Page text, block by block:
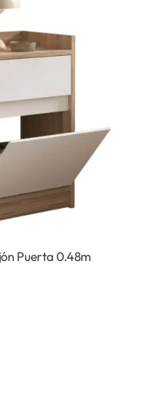
Puerta 0.48m